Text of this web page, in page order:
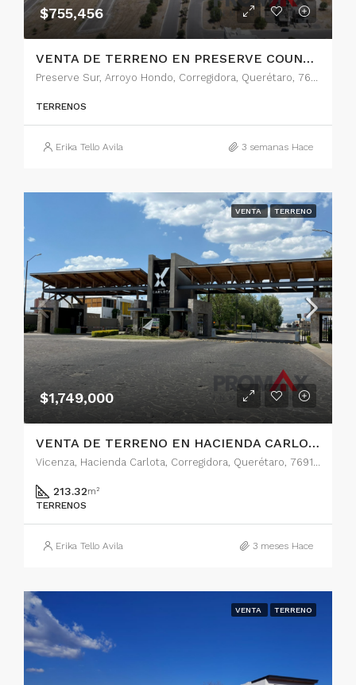
$755,456
VENTA DE TERRENO EN PRESERVE COUNTRY, QUERETARO
Preserve Sur, Arroyo Hondo, Corregidora, Querétaro, 76922, México
TERRENOS
Erika Tello Avila 3 semanas Hace
VENTA TERRENO
$1,749,000
VENTA DE TERRENO EN HACIENDA CARLOTA, QUERETARO
Vicenza, Hacienda Carlota, Corregidora, Querétaro, 76910, México
213.32m²
TERRENOS
Erika Tello Avila 3 meses Hace
VENTA TERRENO